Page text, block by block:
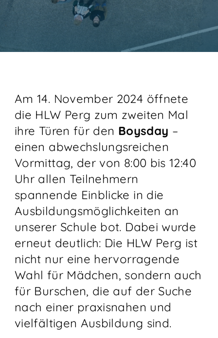
KONTAKT
Am 14. November 2024 öffnete
die HLW Perg zum zweiten Mal
ihre Türen für den Boysday –
einen abwechslungsreichen
Vormittag, der von 8:00 bis 12:40
Uhr allen Teilnehmern
spannende Einblicke in die
Ausbildungsmöglichkeiten an
unserer Schule bot. Dabei wurde
erneut deutlich: Die HLW Perg ist
nicht nur eine hervorragende
Wahl für Mädchen, sondern auch
für Burschen, die auf der Suche
nach einer praxisnahen und
vielfältigen Ausbildung sind.